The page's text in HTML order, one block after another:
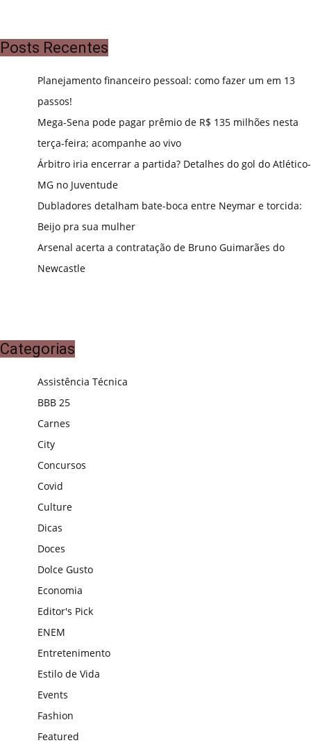
Posts Recentes
Planejamento financeiro pessoal: como fazer um em 13
passos!
Mega-Sena pode pagar prêmio de R$ 135 milhões nesta
terça-feira; acompanhe ao vivo
Árbitro iria encerrar a partida? Detalhes do gol do Atlético-
MG no Juventude
Dubladores detalham bate-boca entre Neymar e torcida:
Beijo pra sua mulher
Arsenal acerta a contratação de Bruno Guimarães do
Newcastle
Categorias
Assistência Técnica
BBB 25
Carnes
City
Concursos
Covid
Culture
Dicas
Doces
Dolce Gusto
Economia
Editor's Pick
ENEM
Entretenimento
Estilo de Vida
Events
Fashion
Featured